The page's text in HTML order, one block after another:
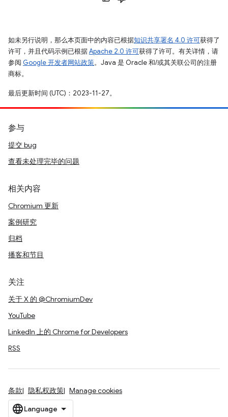
如未另行说明，那么本页面中的内容已根据知识共享署名 4.0 许可获得了
许可，并且代码示例已根据Apache 2.0 许可获得了许可。有关详情，请
参阅 Google 开发者网站政策。Java 是 Oracle 和/或其关联公司的注册
商标。
最后更新时间 (UTC)：2023-11-27。
参与
提交 bug
查看未处理完毕的问题
相关内容
Chromium 更新
案例研究
归档
播客和节目
关注
关于 X 的 @ChromiumDev
YouTube
LinkedIn 上的 Chrome for Developers
RSS
条款 隐私权政策 Manage cookies